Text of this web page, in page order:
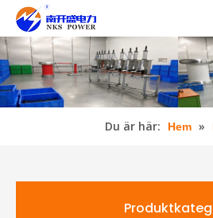
Du är här: Hem »